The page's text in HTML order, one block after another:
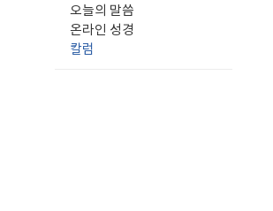
오늘의 말씀
온라인 성경
칼럼